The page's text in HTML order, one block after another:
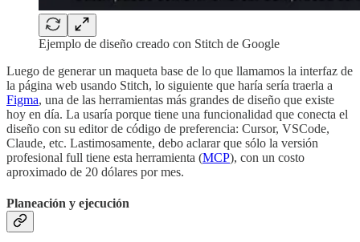
Ejemplo de diseño creado con Stitch de Google
Luego de generar un maqueta base de lo que llamamos la interfaz de
la página web usando Stitch, lo siguiente que haría sería traerla a
Figma, una de las herramientas más grandes de diseño que existe
hoy en día. La usaría porque tiene una funcionalidad que conecta el
diseño con su editor de código de preferencia: Cursor, VSCode,
Claude, etc. Lastimosamente, debo aclarar que sólo la versión
profesional full tiene esta herramienta (MCP), con un costo
aproximado de 20 dólares por mes.
Planeación y ejecución